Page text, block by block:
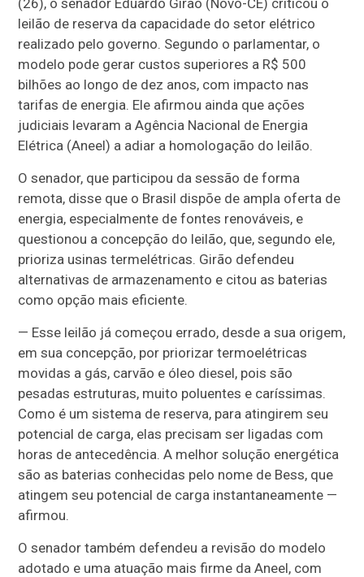
(26), o senador Eduardo Girão (Novo-CE) criticou o
leilão de reserva da capacidade do setor elétrico
realizado pelo governo. Segundo o parlamentar, o
modelo pode gerar custos superiores a R$ 500
bilhões ao longo de dez anos, com impacto nas
tarifas de energia. Ele afirmou ainda que ações
judiciais levaram a Agência Nacional de Energia
Elétrica (Aneel) a adiar a homologação do leilão.
O senador, que participou da sessão de forma
remota, disse que o Brasil dispõe de ampla oferta de
energia, especialmente de fontes renováveis, e
questionou a concepção do leilão, que, segundo ele,
prioriza usinas termelétricas. Girão defendeu
alternativas de armazenamento e citou as baterias
como opção mais eficiente.
— Esse leilão já começou errado, desde a sua origem,
em sua concepção, por priorizar termoelétricas
movidas a gás, carvão e óleo diesel, pois são
pesadas estruturas, muito poluentes e caríssimas.
Como é um sistema de reserva, para atingirem seu
potencial de carga, elas precisam ser ligadas com
horas de antecedência. A melhor solução energética
são as baterias conhecidas pelo nome de Bess, que
atingem seu potencial de carga instantaneamente —
afirmou.
O senador também defendeu a revisão do modelo
adotado e uma atuação mais firme da Aneel, com